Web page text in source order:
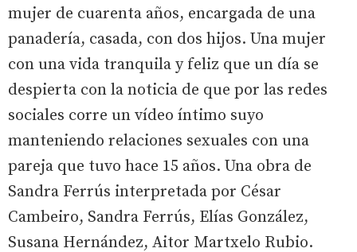
mujer de cuarenta años, encargada de una
panadería, casada, con dos hijos. Una mujer
con una vida tranquila y feliz que un día se
despierta con la noticia de que por las redes
sociales corre un vídeo íntimo suyo
manteniendo relaciones sexuales con una
pareja que tuvo hace 15 años. Una obra de
Sandra Ferrús interpretada por César
Cambeiro, Sandra Ferrús, Elías González,
Susana Hernández, Aitor Martxelo Rubio.